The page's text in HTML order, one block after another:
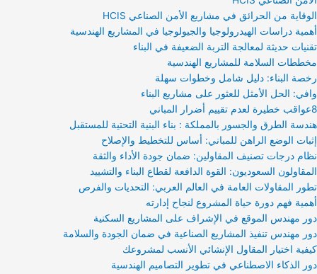
الوقاية من الحرائق في مشاريع الأمن الصناعي HCIS
أهمية دراسات الهيدرولوجيا والجيولوجيا في المشاريع الهندسية
تقنيات حديثة لمعالجة التربة الضعيفة في البناء
مخططات السلامة للمشاريع الهندسية
رخصة البناء: دليل شامل وخطوات سهلة
وافي: الحل الأمثل للعثور على مشاريع البناء
8عواقب خطيرة لعدم تقييم أضرار المباني
هندسة الطرق والجسور بالمملكة : بناء البنية التحتية للمستقبل
إثبات الوضع الراهن للمباني: أساس للتخطيط والإصلاح
نظام درجات تصنيف المقاولين: ضمان جودة الأداء والثقة
المقاولون السعوديون: القوة الدافعة لقطاع البناء والتشييد
تطور المقاولات العامة في العالم العربي: التحديات والفرص
أهمية فهم دورة حياة المشروع لنجاح إدارته
دور مهندس الموقع في الإشراف على المشاريع السكنية
دور مهندس تنفيذ المشاريع الصناعية في ضمان الجودة والسلامة
كيفية اختيار المقاول الإنشائي الأنسب لمشروعك
دور الذكاء الاصطناعي في تطوير التصاميم الهندسية